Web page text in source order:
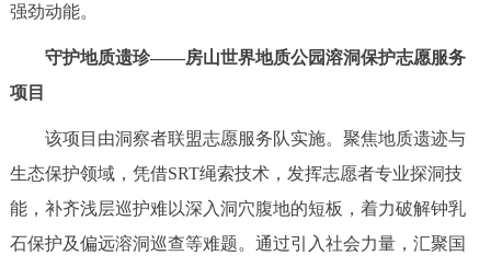
回到顶部
强劲动能。
守护地质遗珍——房山世界地质公园溶洞保护志愿服务
项目
该项目由洞察者联盟志愿服务队实施。聚焦地质遗迹与
生态保护领域，凭借SRT绳索技术，发挥志愿者专业探洞技
能，补齐浅层巡护难以深入洞穴腹地的短板，着力破解钟乳
石保护及偏远溶洞巡查等难题。通过引入社会力量，汇聚国